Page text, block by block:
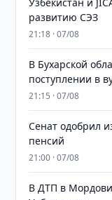
развитию СЭЗ
21:18 · 07/08
В Бухарской
поступлении в
21:15 · 07/08
Сенат одобрил
пенсий
21:00 · 07/08
В ДТП в